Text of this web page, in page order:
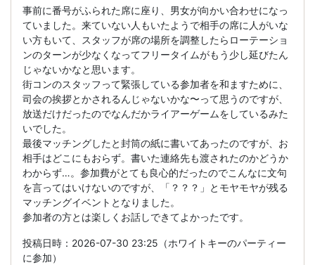
事前に番号がふられた席に座り、男女が向かい合わせになっ
ていました。来ていない人もいたようで相手の席に人がいな
い方もいて、スタッフが席の場所を調整したらローテーショ
ンのターンが少なくなってフリータイムがもう少し延びたん
じゃないかなと思います。
街コンのスタッフって緊張している参加者を和ますために、
司会の挨拶とかされるんじゃないかな〜って思うのですが、
放送だけだったのでなんだかライアーゲームをしているみた
いでした。
最後マッチングしたと封筒の紙に書いてあったのですが、お
相手はどこにもおらず。書いた連絡先も渡されたのかどうか
わからず…。参加費がとても良心的だったのでこんなに文句
を言ってはいけないのですが、「？？？」とモヤモヤが残る
マッチングイベントとなりました。
参加者の方とは楽しくお話しできてよかったです。
投稿日時：2026-07-30 23:25（ホワイトキーのパーティー
に参加）